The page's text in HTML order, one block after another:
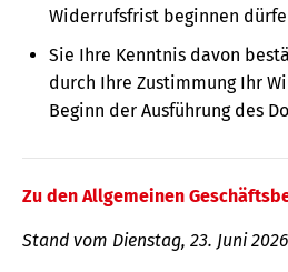
Widerrufsfrist beginnen
Sie Ihre Kenntnis davon
durch Ihre Zustimmung Ihr
Beginn der Ausführung des
Zu den Allgemeinen
Stand vom Dienstag, 23. Juni 2026